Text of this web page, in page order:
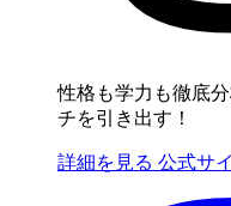
性格も学力も徹底
チを引き出す！
詳細を見る 公式サ